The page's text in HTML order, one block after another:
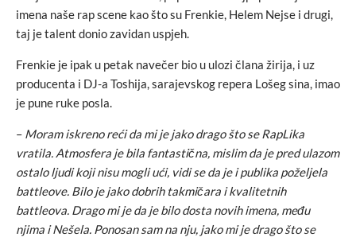
imena naše rap scene kao što su Frenkie, Helem Nejse i drugi,
taj je talent donio zavidan uspjeh.
Frenkie je ipak u petak navečer bio u ulozi člana žirija, i uz
producenta i DJ-a Toshija, sarajevskog repera Lošeg sina, imao
je pune ruke posla.
– Moram iskreno reći da mi je jako drago što se RapLika
vratila. Atmosfera je bila fantastična, mislim da je pred ulazom
ostalo ljudi koji nisu mogli ući, vidi se da je i publika poželjela
battleove. Bilo je jako dobrih takmičara i kvalitetnih
battleova. Drago mi je da je bilo dosta novih imena, među
njima i Nešela. Ponosan sam na nju, jako mi je drago što se